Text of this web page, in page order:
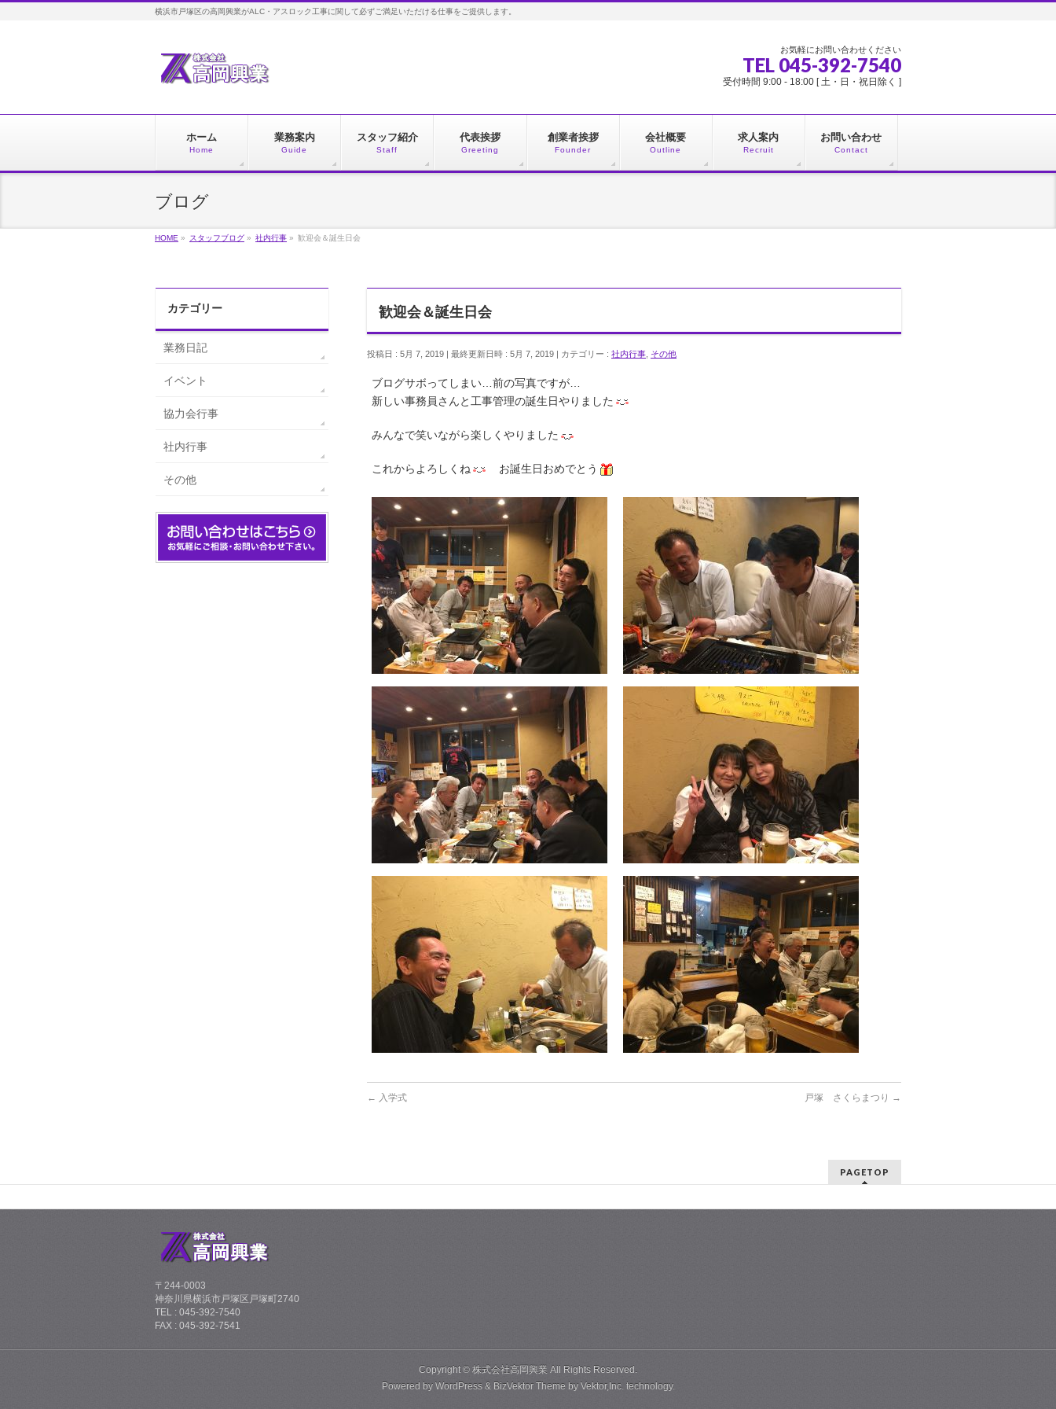
横浜市戸塚区の高岡興業がALC・アスロック工事に関して必ずご満足いただける仕事をご提供します。
お気軽にお問い合わせください
TEL 045-392-7540
受付時間 9:00 - 18:00 [ 土・日・祝日除く ]
ホーム
Home
業務案内
Guide
スタッフ紹介
Staff
代表挨拶
Greeting
創業者挨拶
Founder
会社概要
Outline
求人案内
Recruit
お問い合わせ
Contact
ブログ
HOME » スタッフブログ » 社内行事 » 歓迎会＆誕生日会
歓迎会＆誕生日会
投稿日 : 5月 7, 2019 最終更新日時 : 5月 7, 2019 カテゴリー : 社内行事 その他
ブログサボってしまい…前の写真ですが…
新しい事務員さんと工事管理の誕生日やりました
みんなで笑いながら楽しくやりました
これからよろしくね お誕生日おめでとう
← 入学式 戸塚 さくらまつり →
カテゴリー
業務日記
イベント
協力会行事
社内行事
その他
PAGETOP
〒244-0003
神奈川県横浜市戸塚区戸塚町2740
TEL : 045-392-7540
FAX : 045-392-7541
Copyright © 株式会社高岡興業 All Rights Reserved.
Powered by WordPress& BizVektor Theme by Vektor,Inc.technology.